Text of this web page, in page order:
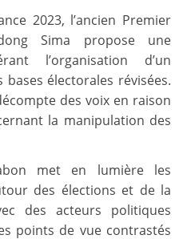
2023, l’ancien Premier
Sima propose une
l’organisation d’un
électorales révisées.
des voix en raison
la manipulation des
met en lumière les
des élections et de la
des acteurs politiques
points de vue contrastés